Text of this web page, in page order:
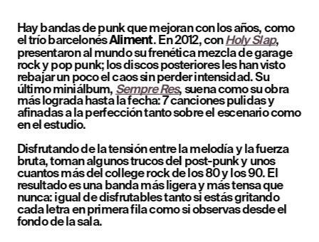
Hay bandas de punk que mejoran con los años, como
el trío barcelonés Aliment. En 2012, con Holy Slap,
presentaron al mundo su frenética mezcla de garage
rock y pop punk; los discos posteriores les han visto
rebajar un poco el caos sin perder intensidad. Su
último miniálbum, Sempre Res, suena como su obra
más lograda hasta la fecha: 7 canciones pulidas y
afinadas a la perfección tanto sobre el escenario como
en el estudio.
Disfrutando de la tensión entre la melodía y la fuerza
bruta, toman algunos trucos del post-punk y unos
cuantos más del college rock de los 80 y los 90. El
resultado es una banda más ligera y más tensa que
nunca: igual de disfrutables tanto si estás gritando
cada letra en primera fila como si observas desde el
fondo de la sala.